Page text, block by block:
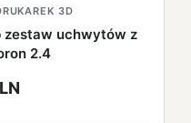
3D
zestaw uchwytów z
2.4